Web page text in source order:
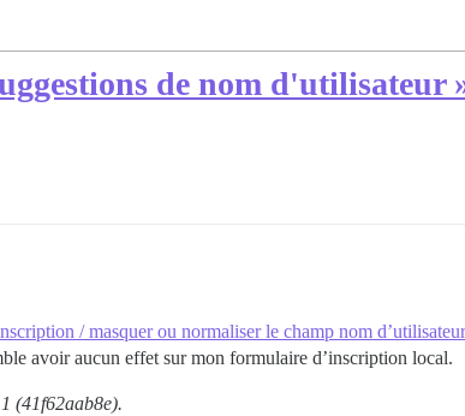
de nom
/ masquer ou normaliser le champ nom
avoir aucun effet sur mon formulaire d’inscription local.
(41f62aab8e).